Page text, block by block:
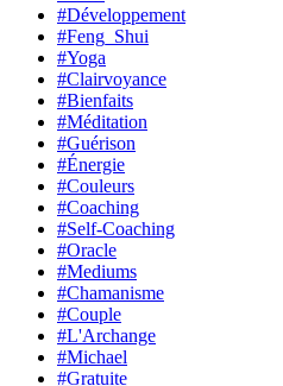
#Développement
#Feng_Shui
#Yoga
#Clairvoyance
#Bienfaits
#Méditation
#Guérison
#Énergie
#Couleurs
#Coaching
#Self-Coaching
#Oracle
#Mediums
#Chamanisme
#Couple
#L'Archange
#Michael
#Gratuite